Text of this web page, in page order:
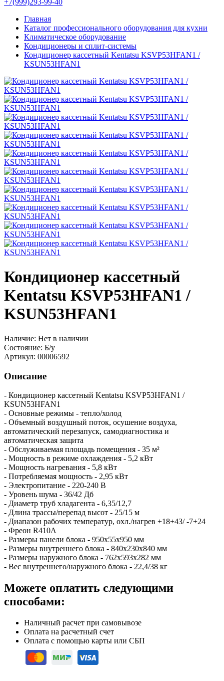
+7(999)293-99-40
Главная
Каталог профессионального оборудования для кухни
Климатическое оборудование
Кондиционеры и сплит-системы
Кондиционер кассетный Kentatsu KSVP53HFAN1 /
KSUN53HFAN1
Кондиционер кассетный
Kentatsu KSVP53HFAN1 /
KSUN53HFAN1
Наличие: Нет в наличии
Состояние: Б/у
Артикул: 00006592
Описание
- Кондиционер кассетный Kentatsu KSVP53HFAN1 /
KSUN53HFAN1
- Основные режимы - тепло/холод
- Объемный воздушный поток, осушение воздуха,
автоматический перезапуск, самодиагностика и
автоматическая защита
- Обслуживаемая площадь помещения - 35 м²
- Мощность в режиме охлаждения - 5,2 кВт
- Мощность нагревания - 5,8 кВт
- Потребляемая мощность - 2,95 кВт
- Электропитание - 220-240 В
- Уровень шума - 36/42 Дб
- Диаметр труб хладагента - 6,35/12,7
- Длина трассы/перепад высот - 25/15 м
- Диапазон рабочих температур, охл./нагрев +18+43/ -7+24
- Фреон R410A
- Размеры панели блока - 950x55x950 мм
- Размеры внутреннего блока - 840x230x840 мм
- Размеры наружного блока - 762x593x282 мм
- Вес внутреннего/наружного блока - 22,4/38 кг
Можете оплатить следующими
способами:
Наличный расчет при самовывозе
Оплата на расчетный счет
Оплата с помощью карты или СБП